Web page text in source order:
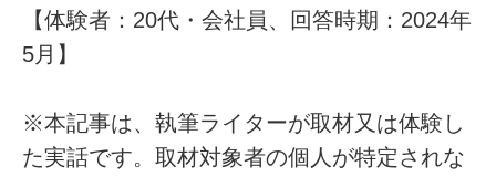
【体験者：20代・会社員、回答時期：2024年
5月】
※本記事は、執筆ライターが取材又は体験し
た実話です。取材対象者の個人が特定されな